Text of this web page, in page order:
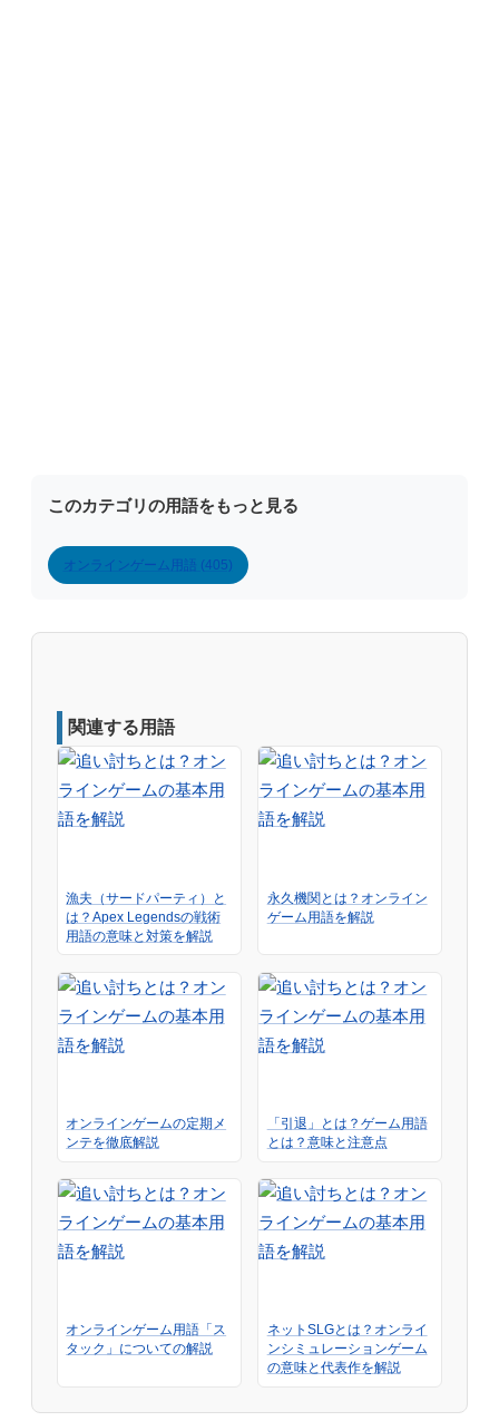
このカテゴリの用語をもっと見る
オンラインゲーム用語 (405)
関連する用語
漁夫（サードパーティ）と
は？Apex Legendsの戦術
用語の意味と対策を解説
永久機関とは？オンライン
ゲーム用語を解説
オンラインゲームの定期メ
ンテを徹底解説
「引退」とは？ゲーム用語
とは？意味と注意点
オンラインゲーム用語「ス
タック」についての解説
ネットSLGとは？オンライ
ンシミュレーションゲーム
の意味と代表作を解説